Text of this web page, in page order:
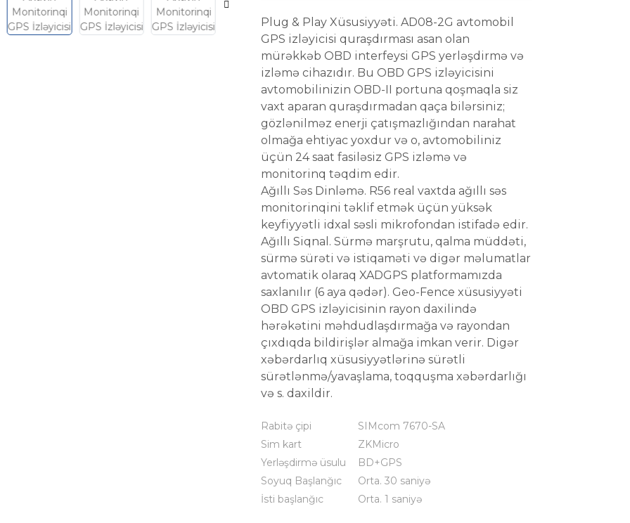
Plug & Play Xüsusiyyəti. AD08-2G avtomobil
GPS izləyicisi quraşdırması asan olan
mürəkkəb OBD interfeysi GPS yerləşdirmə və
izləmə cihazıdır. Bu OBD GPS izləyicisini
avtomobilinizin OBD-II portuna qoşmaqla siz
vaxt aparan quraşdırmadan qaça bilərsiniz;
gözlənilməz enerji çatışmazlığından narahat
olmağa ehtiyac yoxdur və o, avtomobiliniz
üçün 24 saat fasiləsiz GPS izləmə və
monitorinq təqdim edir.
Ağıllı Səs Dinləmə. R56 real vaxtda ağıllı səs
monitorinqini təklif etmək üçün yüksək
keyfiyyətli idxal səsli mikrofondan istifadə edir.
Ağıllı Siqnal. Sürmə marşrutu, qalma müddəti,
sürmə sürəti və istiqaməti və digər məlumatlar
avtomatik olaraq XADGPS platformamızda
saxlanılır (6 aya qədər). Geo-Fence xüsusiyyəti
OBD GPS izləyicisinin rayon daxilində
hərəkətini məhdudlaşdırmağa və rayondan
çıxdıqda bildirişlər almağa imkan verir. Digər
xəbərdarlıq xüsusiyyətlərinə sürətli
sürətlənmə/yavaşlama, toqquşma xəbərdarlığı
və s. daxildir.
Rabitə çipi
SIMcom 7670-SA
Sim kart
ZKMicro
Yerləşdirmə üsulu
BD+GPS
Soyuq Başlanğıc
Orta. 30 saniyə
İsti başlanğıc
Orta. 1 saniyə